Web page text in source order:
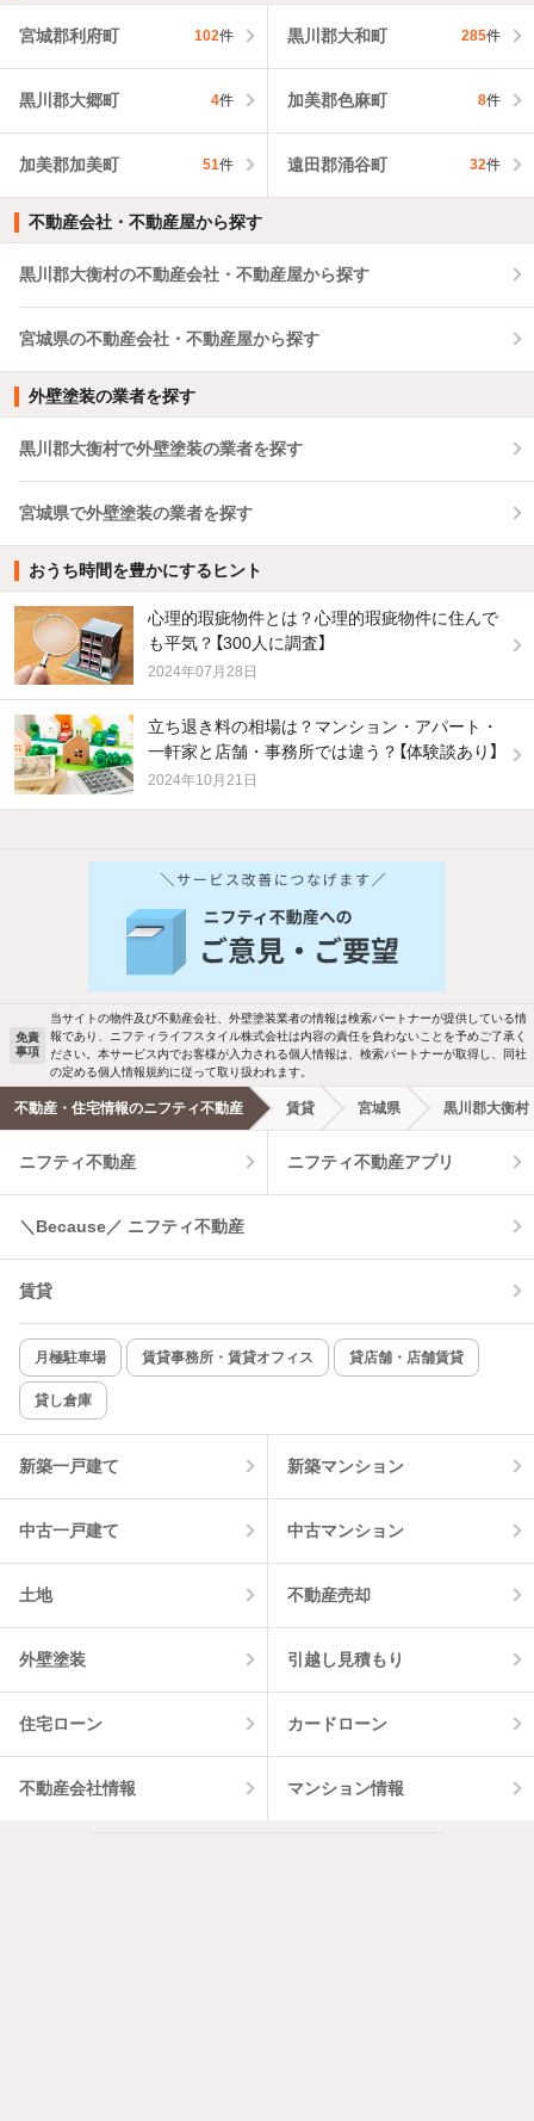
宮城郡利府町 102件 黒川郡大和町 285件
黒川郡大郷町 4件 加美郡色麻町 8件
加美郡加美町 51件 遠田郡涌谷町 32件
不動産会社・不動産屋から探す
黒川郡大衡村の不動産会社・不動産屋から探す
宮城県の不動産会社・不動産屋から探す
外壁塗装の業者を探す
黒川郡大衡村で外壁塗装の業者を探す
宮城県で外壁塗装の業者を探す
おうち時間を豊かにするヒント
心理的瑕疵物件とは？心理的瑕疵物件に住んで
も平気？【300人に調査】
2024年07月28日
立ち退き料の相場は？マンション・アパート・
一軒家と店舗・事務所では違う？【体験談あり】
2024年10月21日
他の人はこんな条件で絞り込んでいます！
バス・トイレ別 2階以上
駐車場あり ペット相談
洗濯機置場あり 独立洗面台
エアコンあり 都市ガス
温水洗浄便座 オートロック
コンロ2口以上
新着のみ インターネット無料
該当件数:
8
物件一覧に反映
免責
事項
当サイトの物件及び不動産会社、外壁塗装業者の情報は検索パートナーが提供している情
報であり、ニフティライフスタイル株式会社は内容の責任を負わないことを予めご了承く
ださい。本サービス内でお客様が入力される個人情報は、検索パートナーが取得し、同社
の定める個人情報規約に従って取り扱われます。
不動産・住宅情報のニフティ不動産 賃貸 宮城県 黒川郡大衡村
ニフティ不動産 ニフティ不動産アプリ
＼Because／ ニフティ不動産
賃貸
月極駐車場 賃貸事務所・賃貸オフィス 貸店舗・店舗賃貸
貸し倉庫
新築一戸建て 新築マンション
中古一戸建て 中古マンション
土地 不動産売却
外壁塗装 引越し見積もり
住宅ローン カードローン
不動産会社情報 マンション情報